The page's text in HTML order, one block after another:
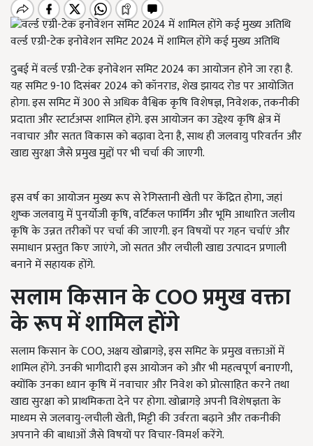
वर्ल्ड एग्री-टेक इनोवेशन समिट 2024 में शामिल होंगे कई मुख्य अतिथि
दुबई में वर्ल्ड एग्री-टेक इनोवेशन समिट 2024 का आयोजन होने जा रहा है.
यह समिट 9-10 दिसंबर 2024 को कॉनराड, शेख झायद रोड पर आयोजित
होगा. इस समिट में 300 से अधिक वैश्विक कृषि विशेषज्ञ, निवेशक, तकनीकी
प्रदाता और स्टार्टअप्स शामिल होंगे. इस आयोजन का उद्देश्य कृषि क्षेत्र में
नवाचार और सतत विकास को बढ़ावा देना है, साथ ही जलवायु परिवर्तन और
खाद्य सुरक्षा जैसे प्रमुख मुद्दों पर भी चर्चा की जाएगी.
इस वर्ष का आयोजन मुख्य रूप से रेगिस्तानी खेती पर केंद्रित होगा, जहां
शुष्क जलवायु में पुनर्योजी कृषि, वर्टिकल फार्मिंग और भूमि आधारित जलीय
कृषि के उन्नत तरीकों पर चर्चा की जाएगी. इन विषयों पर गहन चर्चाएं और
समाधान प्रस्तुत किए जाएंगे, जो सतत और लचीली खाद्य उत्पादन प्रणाली
बनाने में सहायक होंगे.
सलाम किसान केCOOप्रमुख वक्ता
के रूप में शामिल होंगे
सलाम किसान के COO, अक्षय खोब्रागड़े, इस समिट के प्रमुख वक्ताओं में
शामिल होंगे. उनकी भागीदारी इस आयोजन को और भी महत्वपूर्ण बनाएगी,
क्योंकि उनका ध्यान कृषि में नवाचार और निवेश को प्रोत्साहित करने तथा
खाद्य सुरक्षा को प्राथमिकता देने पर होगा. खोब्रागड़े अपनी विशेषज्ञता के
माध्यम से जलवायु-लचीली खेती, मिट्टी की उर्वरता बढ़ाने और तकनीकी
अपनाने की बाधाओं जैसे विषयों पर विचार-विमर्श करेंगे.